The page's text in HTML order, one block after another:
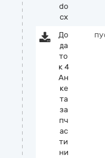
do
cx
До
да
то
к 4
Ан
ке
та
за
пч
ас
ти
ни